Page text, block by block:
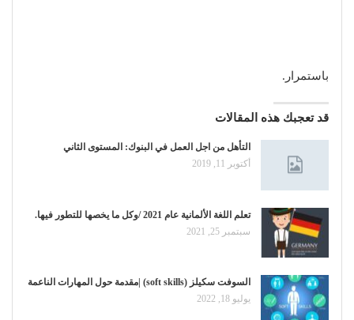
باستمرار.
قد تعجبك هذه المقالات
التأهل من اجل العمل في البنوك: المستوى الثاني
أكتوبر 11, 2019
تعلم اللغة الألمانية عام 2021 /وكل ما يخصها للتطور فيها.
سبتمبر 25, 2021
السوفت سكيلز (soft skills) |مقدمة حول المهارات الناعمة
يوليو 18, 2022